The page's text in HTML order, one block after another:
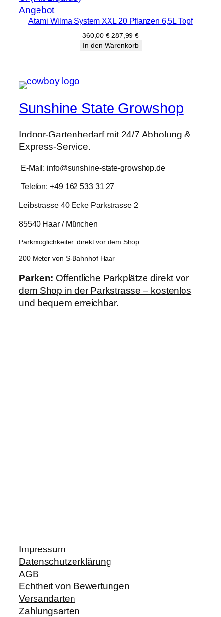
AngebotProdukt
im
Angebot
Atami Wilma System XXL 20 Pflanzen 6,5L Topf
360,00€ Ursprünglicher
Preis
287,99€Aktueller
Preis
In den Warenkorb
Sunshine State Growshop
Indoor-Gartenbedarf mit 24/7 Abholung &
Express-Service.
E-Mail: info@sunshine-state-growshop.de
Telefon: +49 162 533 31 27
Leibstrasse 40 Ecke Parkstrasse 2
85540 Haar / München
Parkmöglichkeiten direkt vor dem Shop
200 Meter von S-Bahnhof Haar
Parken: Öffentliche Parkplätze direktvor
dem Shop in der Parkstrasse – kostenlos
und bequem erreichbar.
Impressum
Datenschutzerklärung
AGB
Echtheit von Bewertungen
Versandarten
Zahlungsarten